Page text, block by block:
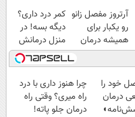
آرتروز مفصل زانو
رو یکبار برای
همیشه درمان
کن!
◗پرسش‌نامه◖
کمر درد داری؟
دیگه بسه! در
منزل درمانش
کن
(◀پرسش‌نامه)
خود را
درمان
چرا هنوز داری با درد
راه میری؟ وقتی راه
درمان جلو پاته!